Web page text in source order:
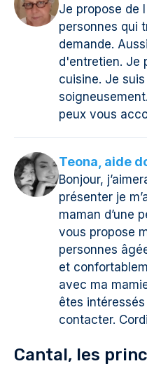
Je propose de
personnes qui
demande.
d'entretien. Je
cuisine. Je
peux vous
Teona, aide
Bonjour,
présenter je
maman d’une
vous propose
personnes
et
avec ma
êtes intéressés
contacter.
Cantal, les